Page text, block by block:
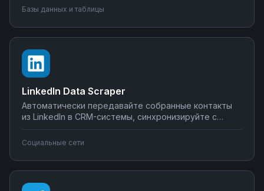
метрики с внешними сервисами, создавайте
Управляйте интеграциями BigQuery без SQL-
программирования.
Базы данных и таблицы
LinkedIn Data Scraper
Автоматически передавайте собранные контакты
из LinkedIn в CRM-системы, синхронизируйте с
продаж. Настройте интеграции LinkedIn Data Scraper
сложных сценариев обработки лидов.
Социальные сети